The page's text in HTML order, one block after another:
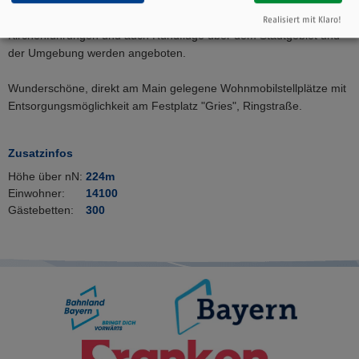
Winterhalbjahr: überdachtes Eissportstadion. Stadtführungen,
Kirchenführungen und auch Rundflüge über dem Stadtgebiet und
der Umgebung werden angeboten.
Wunderschöne, direkt am Main gelegene Wohnmobilstellplätze mit
Entsorgungsmöglichkeit am Festplatz "Gries", Ringstraße.
Zusatzinfos
Höhe über nN: 224m
Einwohner:
14100
Gästebetten:
300
Realisiert mit Klaro!